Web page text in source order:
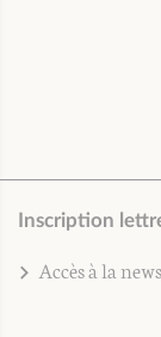
Inscription
Accès à la